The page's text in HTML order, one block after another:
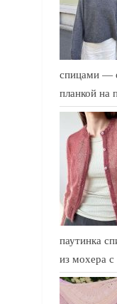
спицами —
планкой на
паутинка
из мохера